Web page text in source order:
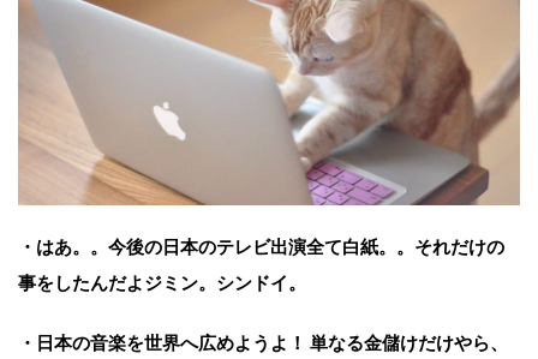
・はあ。。今後の日本のテレビ出演全て白紙。。それだけの
事をしたんだよジミン。シンドイ。
・日本の音楽を世界へ広めようよ！ 単なる金儲けだけやら、